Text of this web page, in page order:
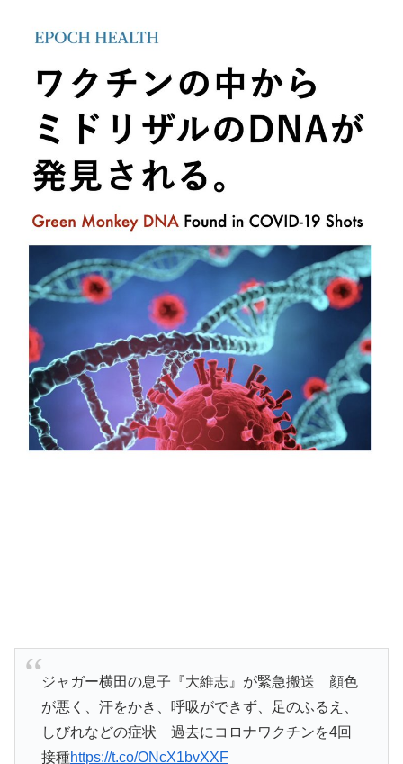
ジャガー横田の息子『大維志』が緊急搬送 顔色
が悪く、汗をかき、呼吸ができず、足のふるえ、
しびれなどの症状 過去にコロナワクチンを4回
接種https://t.co/ONcX1bvXXF